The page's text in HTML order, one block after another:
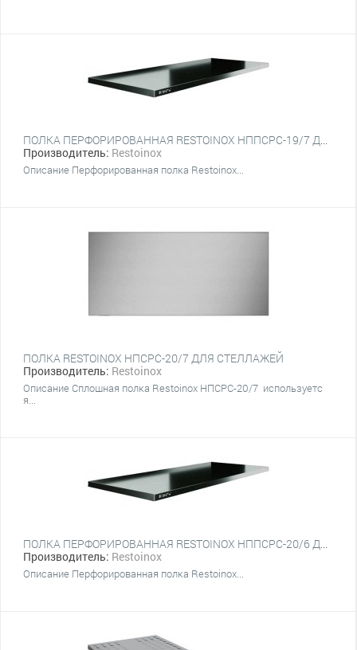
ПОЛКА ПЕРФОРИРОВАННАЯ RESTOINOX НППСРС-19/7 ДЛЯ СТЕЛЛАЖЕЙ
Производитель: Restoinox
Описание Перфорированная полка Restoinox...
ПОЛКА RESTOINOX НПСРС-20/7 ДЛЯ СТЕЛЛАЖЕЙ
Производитель: Restoinox
Описание Сплошная полка Restoinox НПСРС-20/7 используетс
я...
ПОЛКА ПЕРФОРИРОВАННАЯ RESTOINOX НППСРС-20/6 ДЛЯ СТЕЛЛАЖЕЙ
Производитель: Restoinox
Описание Перфорированная полка Restoinox...